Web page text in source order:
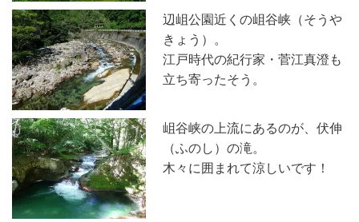
辺岨公園近くの岨谷峡（そうや
きょう）。
江戸時代の紀行家・菅江真澄も
立ち寄ったそう。
岨谷峡の上流にあるのが、伏伸
（ふのし）の滝。
木々に囲まれて涼しいです！